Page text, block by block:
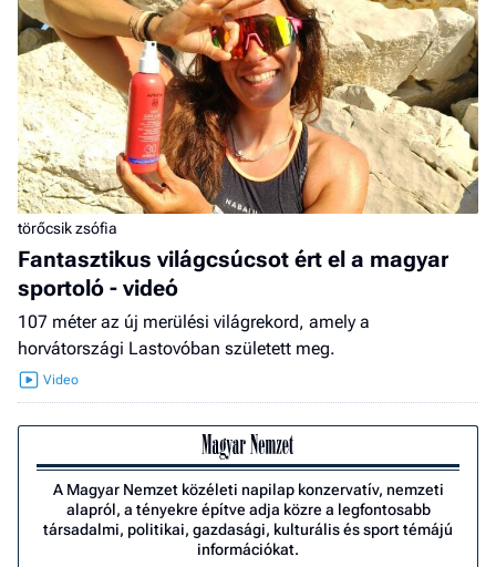
törőcsik zsófia
Fantasztikus világcsúcsot ért el a magyar
sportoló - videó
107 méter az új merülési világrekord, amely a
horvátországi Lastovóban született meg.
A Magyar Nemzet közéleti napilap konzervatív, nemzeti
alapról, a tényekre építve adja közre a legfontosabb
társadalmi, politikai, gazdasági, kulturális és sport témájú
információkat.